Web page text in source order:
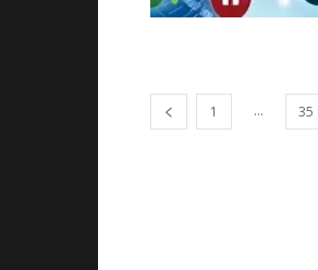
1 ... 35